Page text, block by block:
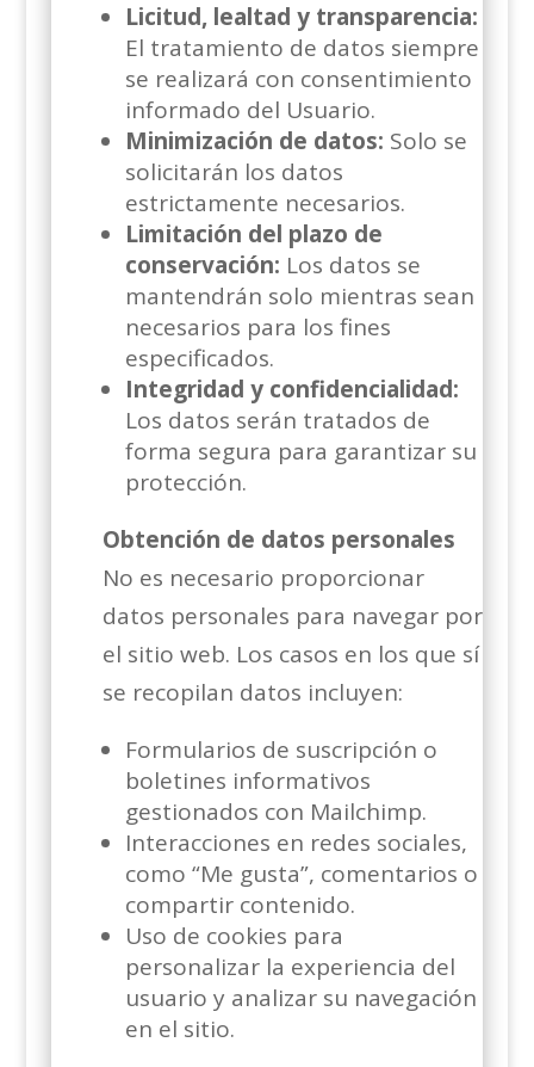
Licitud, lealtad y transparencia:
El tratamiento de datos siempre
se realizará con consentimiento
informado del Usuario.
Minimización de datos: Solo se
solicitarán los datos
estrictamente necesarios.
Limitación del plazo de
conservación: Los datos se
mantendrán solo mientras sean
necesarios para los fines
especificados.
Integridad y confidencialidad:
Los datos serán tratados de
forma segura para garantizar su
protección.
Obtención de datos personales
No es necesario proporcionar
datos personales para navegar por
el sitio web. Los casos en los que sí
se recopilan datos incluyen:
Formularios de suscripción o
boletines informativos
gestionados con Mailchimp.
Interacciones en redes sociales,
como “Me gusta”, comentarios o
compartir contenido.
Uso de cookies para
personalizar la experiencia del
usuario y analizar su navegación
en el sitio.